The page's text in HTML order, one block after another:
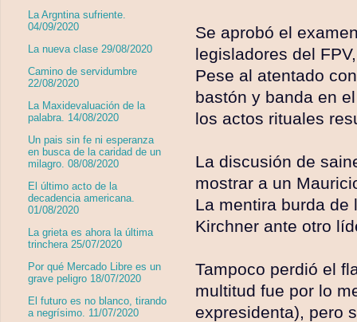
Se aprobó el
legisladores del
Pese al atentado
bastón y banda en
los actos rituales
La discusión de
mostrar a un
La mentira burda
Kirchner ante otro
Tampoco perdió el
multitud fue por lo
expresidenta), pero
La Argntina sufriente.
04/09/2020
La nueva clase 29/08/2020
Camino de servidumbre
22/08/2020
La Maxidevaluación de la
palabra. 14/08/2020
Un pais sin fe ni esperanza
en busca de la caridad de un
milagro. 08/08/2020
El último acto de la
decadencia americana.
01/08/2020
La grieta es ahora la última
trinchera 25/07/2020
Por qué Mercado Libre es un
grave peligro 18/07/2020
El futuro es no blanco, tirando
a negrísimo. 11/07/2020